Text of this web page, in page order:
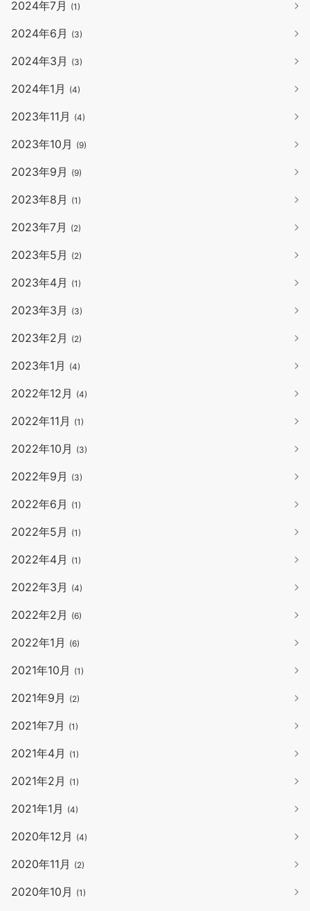
2024年7月 (1)
2024年6月 (3)
2024年3月 (3)
2024年1月 (4)
2023年11月 (4)
2023年10月 (9)
2023年9月 (9)
2023年8月 (1)
2023年7月 (2)
2023年5月 (2)
2023年4月 (1)
2023年3月 (3)
2023年2月 (2)
2023年1月 (4)
2022年12月 (4)
2022年11月 (1)
2022年10月 (3)
2022年9月 (3)
2022年6月 (1)
2022年5月 (1)
2022年4月 (1)
2022年3月 (4)
2022年2月 (6)
2022年1月 (6)
2021年10月 (1)
2021年9月 (2)
2021年7月 (1)
2021年4月 (1)
2021年2月 (1)
2021年1月 (4)
2020年12月 (4)
2020年11月 (2)
2020年10月 (1)